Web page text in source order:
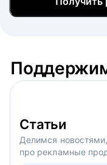
Статьи
Делимся
про рекламные